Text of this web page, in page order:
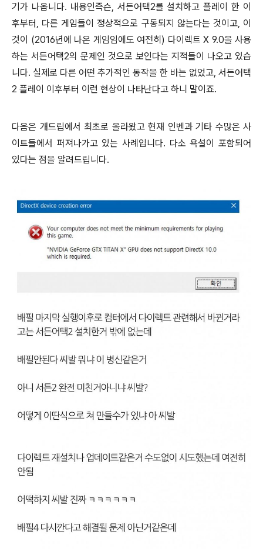
기가 나옵니다. 내용인즉슨, 서든어택2를 설치하고 플레이 한 이
후부터, 다른 게임들이 정상적으로 구동되지 않는다는 것이고, 이
것이 (2016년에 나온 게임임에도 여전히) 다이렉트 X 9.0을 사용
하는 서든어택2의 문제인 것으로 보인다는 지적들이 나오고 있습
니다. 실제로 다른 어떤 추가적인 동작을 한 바는 없었고, 서든어택
2 플레이 이후부터 이런 현상이 나타난다고 하니 말이죠.
다음은 개드립에서 최초로 올라왔고 현재 인벤과 기타 수많은 사
이트들에서 퍼져나가고 있는 사례입니다. 다소 욕설이 포함되어
있다는 점을 알려드립니다.